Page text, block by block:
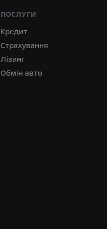
ПОСЛУГИ
Кредит
Страхування
Лізинг
Обмін авто